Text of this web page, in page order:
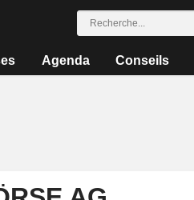
Agenda Conseils